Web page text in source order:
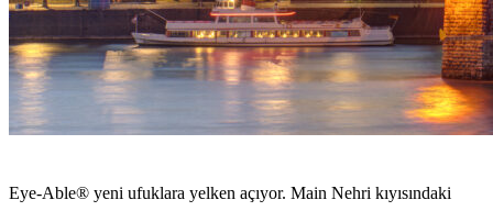
Eye-Able® yeni ufuklara yelken açıyor. Main Nehri kıyısındaki